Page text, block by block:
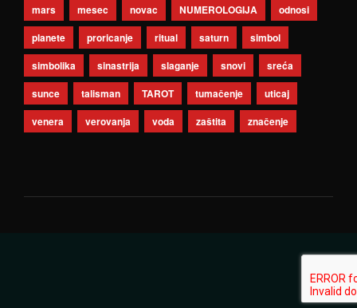
mars
mesec novac NUMEROLOGIJA
odnosi
planete
proricanje ritual saturn
simbol
simbolika
sinastrija slaganje snovi
sreća
sunce
talisman TAROT tumačenje
uticaj
venera
verovanja voda zaštita značenje